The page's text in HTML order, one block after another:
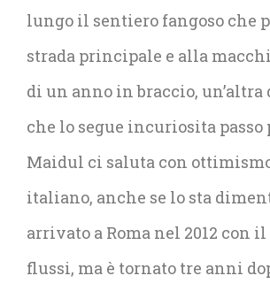
lungo il sentiero fangoso che
strada principale e alla
di un anno in braccio,
che lo segue incuriosita passo
Maidul ci saluta con
italiano, anche se lo sta
arrivato a Roma nel 2012 con
flussi, ma è tornato tre anni